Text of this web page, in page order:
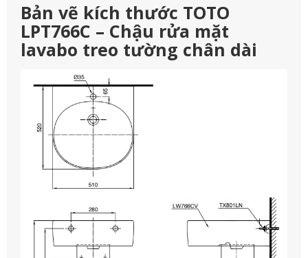
Bản vẽ kích thước TOTO
LPT766C – Chậu rửa mặt
lavabo treo tường chân dài